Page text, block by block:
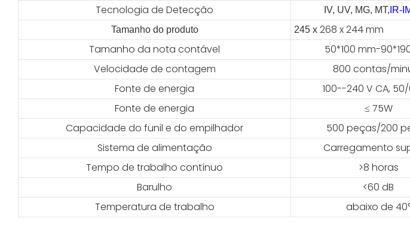
Tecnologia de Detecção IV, UV, MG, MT, IR-
Tamanho do produto
245 x268 x 244 mm
Tamanho da nota contável
50*100 mm-
Velocidade de contagem
800 contas/
Fonte de energia
100--240 V CA,
Fonte de energia
≤ 75W
Capacidade do funil e do empilhador
500 peças/200
Sistema de alimentação
Carregamento
Tempo de trabalho contínuo
>8 horas
Barulho
<60 dB
Temperatura de trabalho
abaixo de